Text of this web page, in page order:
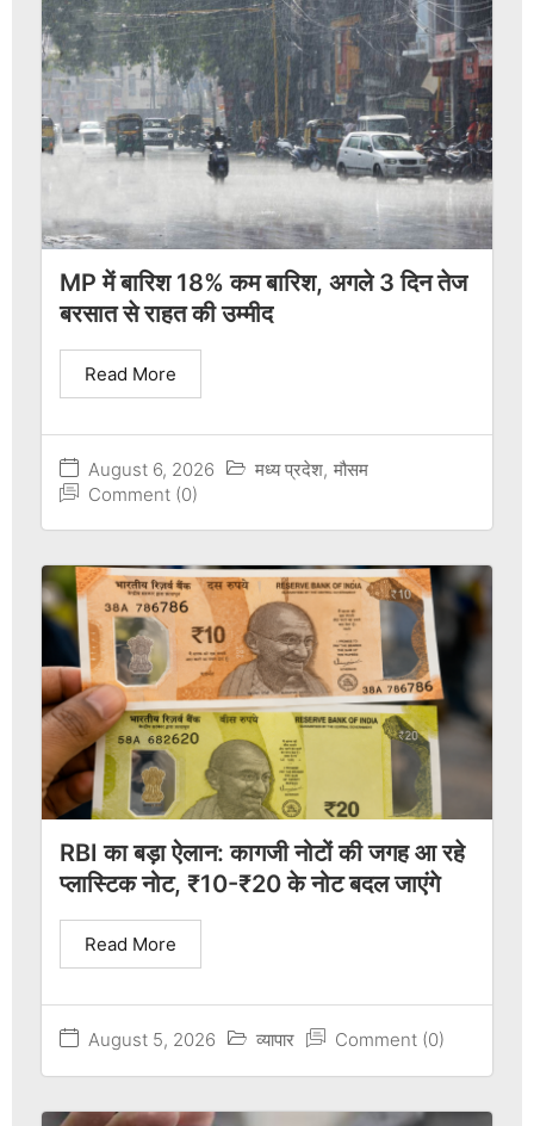
MP में बारिश 18% कम बारिश, अगले 3 दिन तेज
बरसात से राहत की उम्मीद
August 6, 2026 मध्य प्रदेश, मौसम
Comment (0)
Read More
RBI का बड़ा ऐलान: कागजी नोटों की जगह आ रहे
प्लास्टिक नोट, ₹10-₹20 के नोट बदल जाएंगे
August 5, 2026 व्यापार Comment (0)
Read More